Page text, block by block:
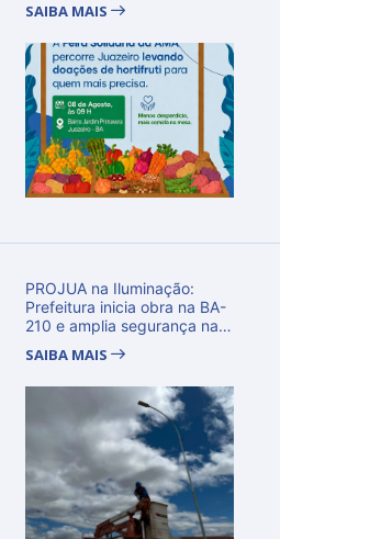
SAIBA MAIS
PROJUA na Iluminação:
Prefeitura inicia obra na BA-
210 e amplia segurança na
SAIBA MAIS